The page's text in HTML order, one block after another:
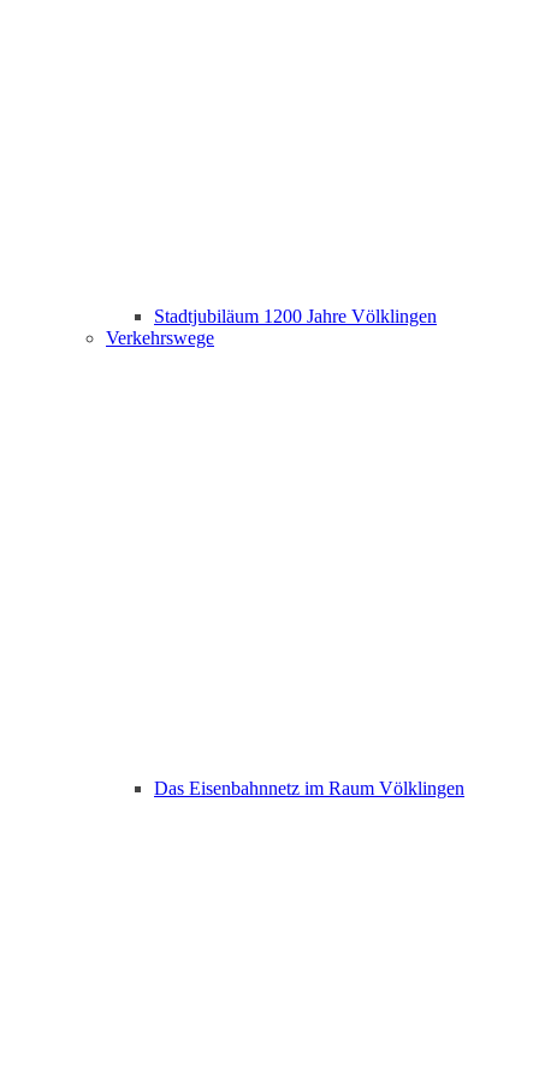
Stadtjubiläum 1200 Jahre Völklingen
Verkehrswege
Das Eisenbahnnetz im Raum Völklingen